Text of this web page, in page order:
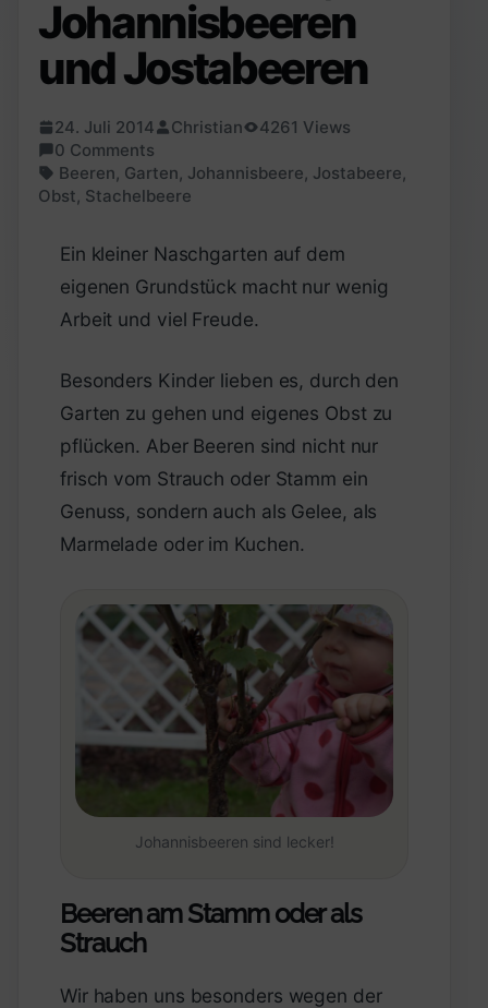
Johannisbeeren
und Jostabeeren
24. Juli 2014 Christian
4261 Views
0 Comments
Beeren, Garten, Johannisbeere, Jostabeere,
Obst, Stachelbeere
Ein kleiner Naschgarten auf dem
eigenen Grundstück macht nur wenig
Arbeit und viel Freude.
Besonders Kinder lieben es, durch den
Garten zu gehen und eigenes Obst zu
pflücken. Aber Beeren sind nicht nur
frisch vom Strauch oder Stamm ein
Genuss, sondern auch als Gelee, als
Marmelade oder im Kuchen.
Johannisbeeren sind lecker!
Beeren am Stamm oder als
Strauch
Wir haben uns besonders wegen der